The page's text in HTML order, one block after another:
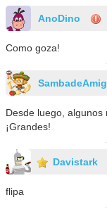
AnoDino
Como goza!
Desde luego, algunos
¡Grandes!
Davistark
flipa